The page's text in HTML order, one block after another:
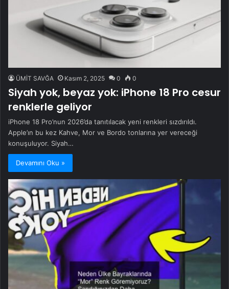
ÜMİT SAVĞA Kasım 2, 2025 0 0
Siyah yok, beyaz yok: iPhone 18 Pro cesur
renklerle geliyor
iPhone 18 Pro’nun 2026’da tanıtılacak yeni renkleri sızdırıldı.
Apple’ın bu kez Kahve, Mor ve Bordo tonlarına yer vereceği
konuşuluyor. Siyah…
Devamını Oku »